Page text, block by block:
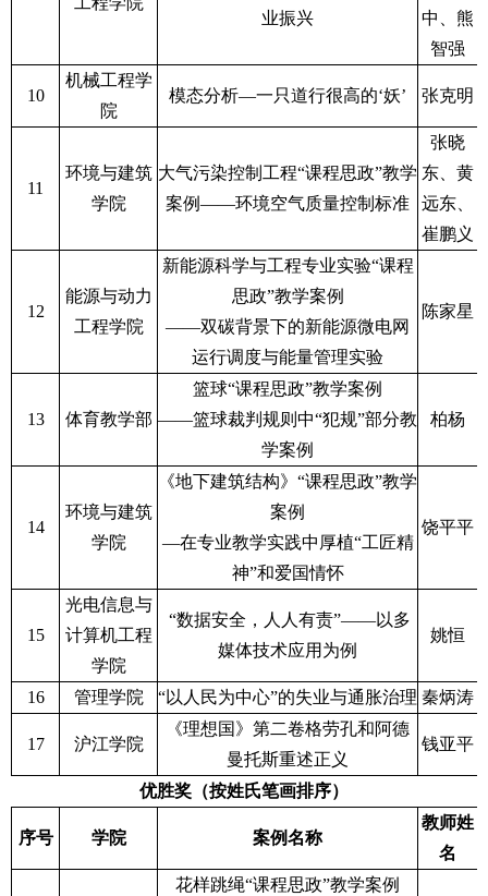
业振兴
中、熊
智强
10
机械工程学
院
模态分析—一只道行很高的‘妖’ 张克明
11
环境与建筑
学院
大气污染控制工程“课程思政”教学
案例——环境空气质量控制标准
张晓
东、黄
远东、
崔鹏义
12
能源与动力
工程学院
新能源科学与工程专业实验“课程
思政”教学案例
——双碳背景下的新能源微电网
运行调度与能量管理实验
陈家星
13 体育教学部
篮球“课程思政”教学案例
——篮球裁判规则中“犯规”部分教
学案例
柏杨
14
环境与建筑
学院
《地下建筑结构》“课程思政”教学
案例
—在专业教学实践中厚植“工匠精
神”和爱国情怀
饶平平
15
光电信息与
计算机工程
学院
“数据安全，人人有责”——以多
媒体技术应用为例
姚恒
16 管理学院 “以人民为中心”的失业与通胀治理 秦炳涛
17 沪江学院
《理想国》第二卷格劳孔和阿德
曼托斯重述正义
钱亚平
优胜奖（按姓氏笔画排序）
序号 学院 案例名称
教师姓
名
花样跳绳“课程思政”教学案例